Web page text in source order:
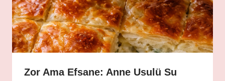
Zor Ama Efsane: Anne Usulü Su